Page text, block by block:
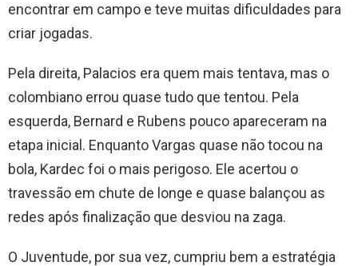
encontrar em campo e teve muitas dificuldades para
criar jogadas.
Pela direita, Palacios era quem mais tentava, mas o
colombiano errou quase tudo que tentou. Pela
esquerda, Bernard e Rubens pouco apareceram na
etapa inicial. Enquanto Vargas quase não tocou na
bola, Kardec foi o mais perigoso. Ele acertou o
travessão em chute de longe e quase balançou as
redes após finalização que desviou na zaga.
O Juventude, por sua vez, cumpriu bem a estratégia